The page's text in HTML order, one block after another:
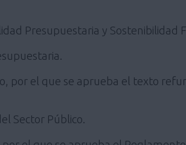
Presupuestaria y Sostenibilidad
por el que se aprueba el texto
Sector Público.